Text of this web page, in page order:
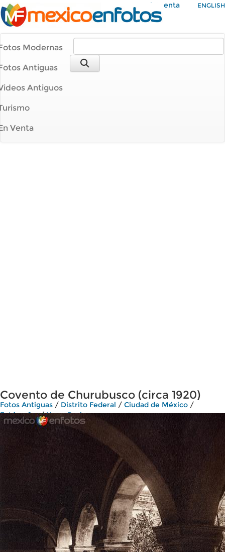
Mi Cuenta ENGLISH
Modernas
Antiguas
Antiguos
Venta
Covento de Churubusco (circa 1920)
Fotos Antiguas / Distrito Federal / Ciudad de México /
Fotógrafos/Hugo Brehme